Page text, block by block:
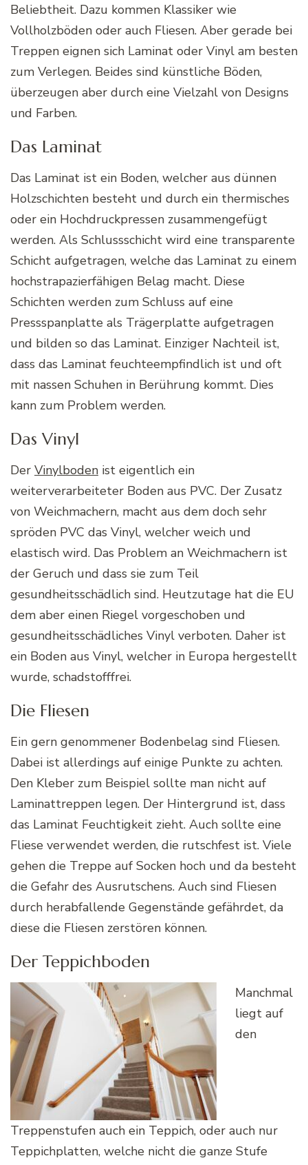
Beliebtheit. Dazu kommen Klassiker wie
Vollholzböden oder auch Fliesen. Aber gerade bei
Treppen eignen sich Laminat oder Vinyl am besten
zum Verlegen. Beides sind künstliche Böden,
überzeugen aber durch eine Vielzahl von Designs
und Farben.
Das Laminat
Das Laminat ist ein Boden, welcher aus dünnen
Holzschichten besteht und durch ein thermisches
oder ein Hochdruckpressen zusammengefügt
werden. Als Schlussschicht wird eine transparente
Schicht aufgetragen, welche das Laminat zu einem
hochstrapazierfähigen Belag macht. Diese
Schichten werden zum Schluss auf eine
Pressspanplatte als Trägerplatte aufgetragen
und bilden so das Laminat. Einziger Nachteil ist,
dass das Laminat feuchteempfindlich ist und oft
mit nassen Schuhen in Berührung kommt. Dies
kann zum Problem werden.
Das Vinyl
Der Vinylboden ist eigentlich ein
weiterverarbeiteter Boden aus PVC. Der Zusatz
von Weichmachern, macht aus dem doch sehr
spröden PVC das Vinyl, welcher weich und
elastisch wird. Das Problem an Weichmachern ist
der Geruch und dass sie zum Teil
gesundheitsschädlich sind. Heutzutage hat die EU
dem aber einen Riegel vorgeschoben und
gesundheitsschädliches Vinyl verboten. Daher ist
ein Boden aus Vinyl, welcher in Europa hergestellt
wurde, schadstofffrei.
Die Fliesen
Ein gern genommener Bodenbelag sind Fliesen.
Dabei ist allerdings auf einige Punkte zu achten.
Den Kleber zum Beispiel sollte man nicht auf
Laminattreppen legen. Der Hintergrund ist, dass
das Laminat Feuchtigkeit zieht. Auch sollte eine
Fliese verwendet werden, die rutschfest ist. Viele
gehen die Treppe auf Socken hoch und da besteht
die Gefahr des Ausrutschens. Auch sind Fliesen
durch herabfallende Gegenstände gefährdet, da
diese die Fliesen zerstören können.
Der Teppichboden
Manchmal
liegt auf
den
Treppenstufen auch ein Teppich, oder auch nur
Teppichplatten, welche nicht die ganze Stufe